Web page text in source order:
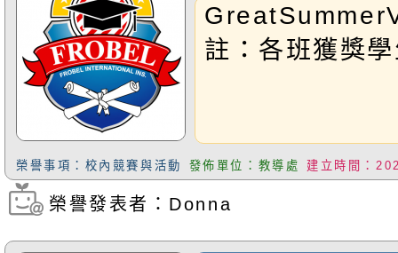
註：各班獲獎
榮譽事項：校內競賽與活動 發佈單位：教導處 建立時間：
瀏覽次數：294
榮譽發表者：Donna